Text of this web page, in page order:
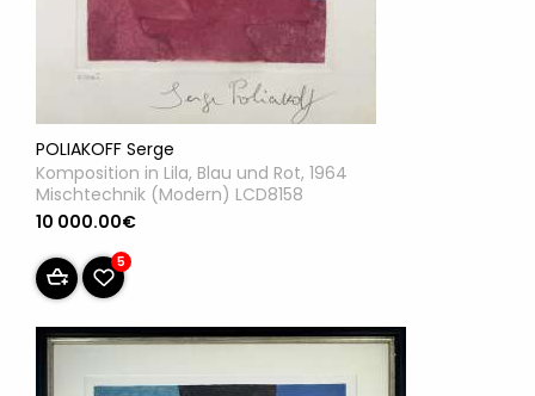
POLIAKOFF Serge
Komposition in Lila, Blau und Rot, 1964
Mischtechnik (Modern) LCD8158
10 000.00€
5